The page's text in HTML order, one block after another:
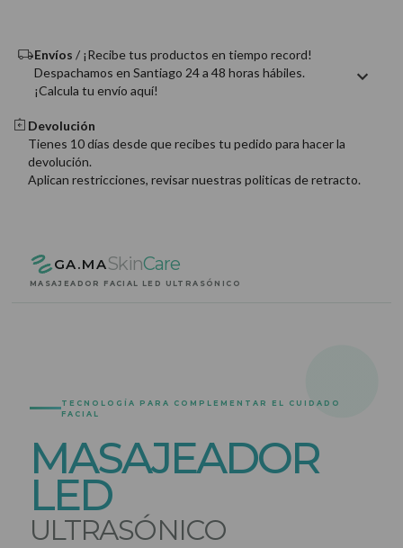
Envíos / ¡Recibe tus productos en tiempo record!
Despachamos en Santiago 24 a 48 horas hábiles.
¡Calcula tu envío aquí!
Devolución
Tienes 10 días desde que recibes tu pedido para hacer la
devolución.
Aplican restricciones, revisar nuestras politicas de retracto.
GA.MASkinCare
MASAJEADOR FACIAL LED ULTRASÓNICO
TECNOLOGÍA PARA COMPLEMENTAR EL CUIDADO
FACIAL
MASAJEADOR
LED
ULTRASÓNICO